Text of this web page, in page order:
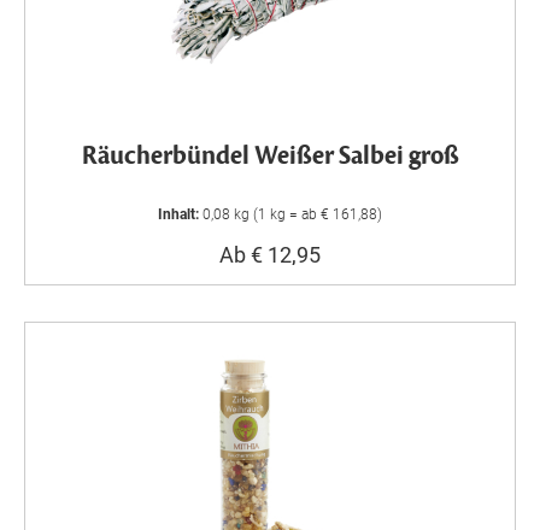
Räucherbündel Weißer Salbei groß
Inhalt: 0,08 kg (1 kg = ab € 161,88)
Ab € 12,95